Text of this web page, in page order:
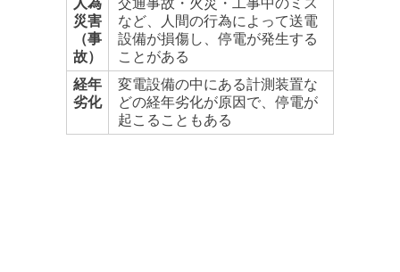
災害
（事
故）
など、人間の行為によって送電
設備が損傷し、停電が発生する
ことがある
経年
劣化
変電設備の中にある計測装置な
どの経年劣化が原因で、停電が
起こることもある